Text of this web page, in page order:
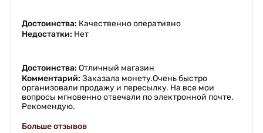
Достоинства: Качественно оперативно
Недостатки: Нет
Достоинства: Отличный магазин
Комментарий: Заказала монету.Очень быстро
организовали продажу и пересылку. На все мои
вопросы мгновенно отвечали по электронной почте.
Рекомендую.
Больше отзывов